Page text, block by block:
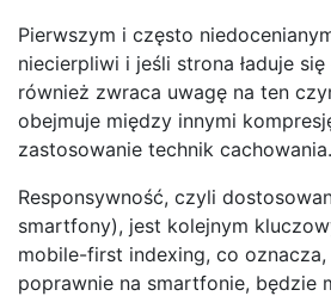
Pierwszym i często
niecierpliwi i jeśli strona ładuje
również zwraca uwagę na ten
obejmuje między innymi
zastosowanie technik cachowania.
Responsywność, czyli
smartfony), jest kolejnym
mobile-first indexing, co
poprawnie na smartfonie, będzie